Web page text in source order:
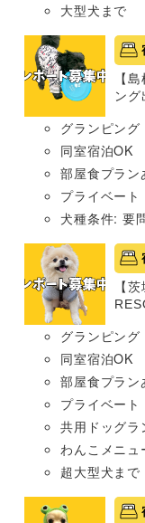
大型犬まで
【
ング
グランピング
同室宿泊OK
部屋食プラン
プライベート
犬種条件: 要
【
グランピング
同室宿泊OK
部屋食プラン
プライベート
共用ドッグラ
わんこメニュ
超大型犬まで